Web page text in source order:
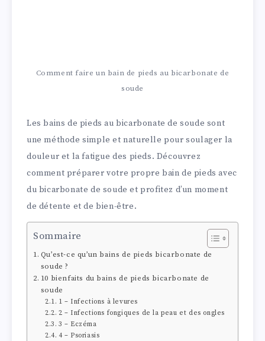
Comment faire un bain de pieds au bicarbonate de
soude
Les bains de pieds au bicarbonate de soude sont
une méthode simple et naturelle pour soulager la
douleur et la fatigue des pieds. Découvrez
comment préparer votre propre bain de pieds avec
du bicarbonate de soude et profitez d’un moment
de détente et de bien-être.
Sommaire
Qu’est-ce qu’un bains de pieds bicarbonate de
soude ?
10 bienfaits du bains de pieds bicarbonate de
soude
1 – Infections à levures
2 – Infections fongiques de la peau et des ongles
3 – Eczéma
4 – Psoriasis